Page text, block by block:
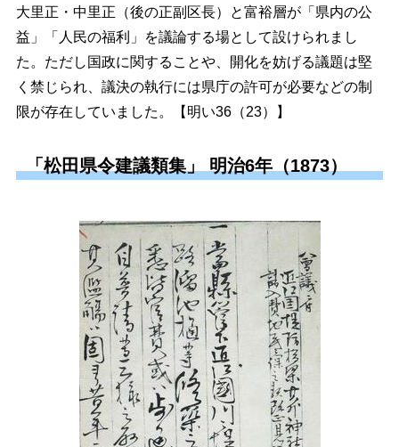
大里正・中里正（後の正副区長）と富裕層が「県内の公
益」「人民の福利」を議論する場として設けられまし
た。ただし国政に関することや、開化を妨げる議題は堅
く禁じられ、議決の執行には県庁の許可が必要などの制
限が存在していました。【明い36（23）】
「松田県令建議類集」 明治6年（1873）